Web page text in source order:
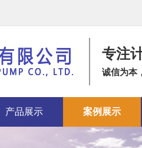
专注
诚信为本
产品展示 案例展示